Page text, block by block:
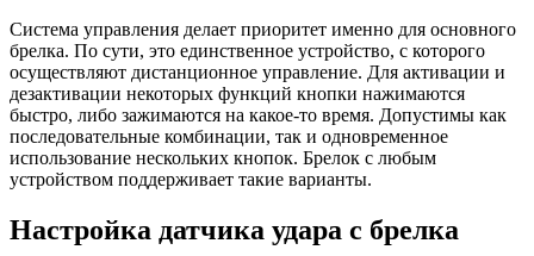
Система управления делает приоритет именно для основного
брелка. По сути, это единственное устройство, с которого
осуществляют дистанционное управление. Для активации и
дезактивации некоторых функций кнопки нажимаются
быстро, либо зажимаются на какое-то время. Допустимы как
последовательные комбинации, так и одновременное
использование нескольких кнопок. Брелок с любым
устройством поддерживает такие варианты.
Настройка датчика удара с брелка